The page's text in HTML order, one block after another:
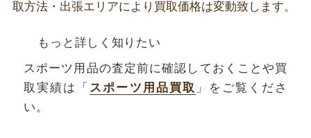
取方法・出張エリアにより買取価格は変動致します。
もっと詳しく知りたい
スポーツ用品の査定前に確認しておくことや買
取実績は「 スポーツ用品買取 」をご覧くださ
い。